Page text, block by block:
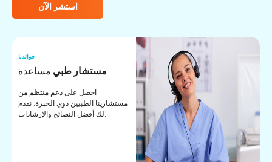
استشر الآن
فوائدنا
مستشار طبي مساعدة
احصل على دعم منتظم من
مستشارينا الطبيين ذوي الخبرة. نقدم
لك أفضل النصائح والإرشادات.